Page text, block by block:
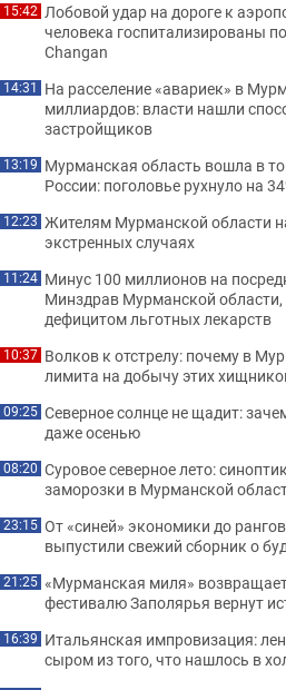
15:42 Лобовой удар на дороге к
человека госпитализированы
Changan
14:31 На расселение «авариек» в
миллиардов: власти нашли
застройщиков
13:19 Мурманская область вошла в
России: поголовье рухнуло на
12:23 Жителям Мурманской области
экстренных случаях
11:24 Минус 100 миллионов на
Минздрав Мурманской
дефицитом льготных лекарств
10:37 Волков к отстрелу: почему в
лимита на добычу этих
09:25 Северное солнце не щадит:
даже осенью
08:20 Суровое северное лето:
заморозки в Мурманской
23:15 От «синей» экономики до
выпустили свежий сборник о
21:25 «Мурманская миля»
фестивалю Заполярья вернут
16:39 Итальянская импровизация:
сыром из того, что нашлось в